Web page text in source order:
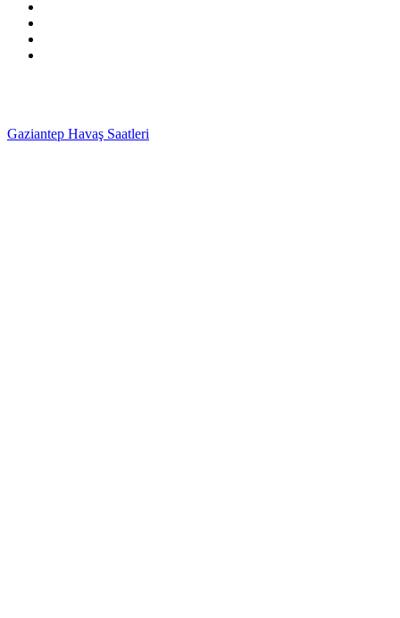
Gaziantep Havaş Saatleri